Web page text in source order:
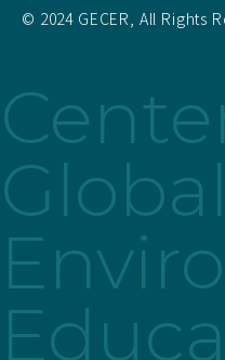
© 2024 GECER, All Rights
Global